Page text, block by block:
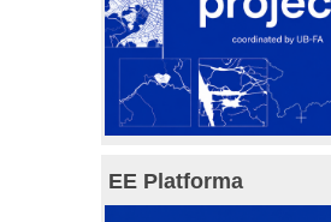
EE Platforma